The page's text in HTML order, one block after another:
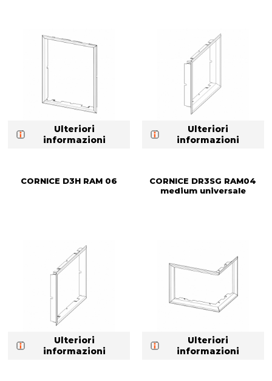
Ulteriori
informazioni
Ulteriori
informazioni
CORNICE D3H RAM 06
Ulteriori
informazioni
CORNICE DR3SG RAM04
medium universale
Ulteriori
informazioni